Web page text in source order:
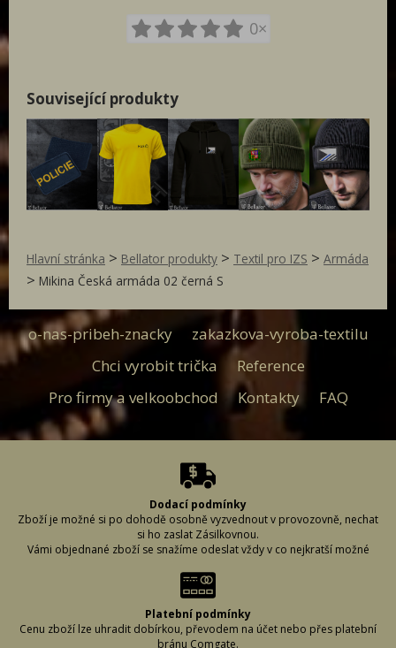
0×
Související produkty
Hlavní stránka > Bellator produkty > Textil pro IZS > Armáda
> Mikina Česká armáda 02 černá S
o-nas-pribeh-znacky
zakazkova-vyroba-textilu
Chci vyrobit trička
Reference
Pro firmy a velkoobchod
Kontakty FAQ
Dodací podmínky
Zboží je možné si po dohodě osobně vyzvednout v provozovně, nechat
si ho zaslat Zásilkovnou.
Vámi objednané zboží se snažíme odeslat vždy v co nejkratší možné
abyste při vyplňování dodacích údajů řádně vyplnili požadované
informace. (Může se stát, že napíšete špatně adresu či uděláte chybu ve
svém příjmení a zboží nelze doručit.) Proto si, prosím, vyplněné údaje
vždy zkontrolujte, aby se předešlo případnému zbytečnému zdržení či
vrácení Vaší zásilky.
Platební podmínky
Cenu zboží lze uhradit dobírkou, převodem na účet nebo přes platební
bránu Comgate.